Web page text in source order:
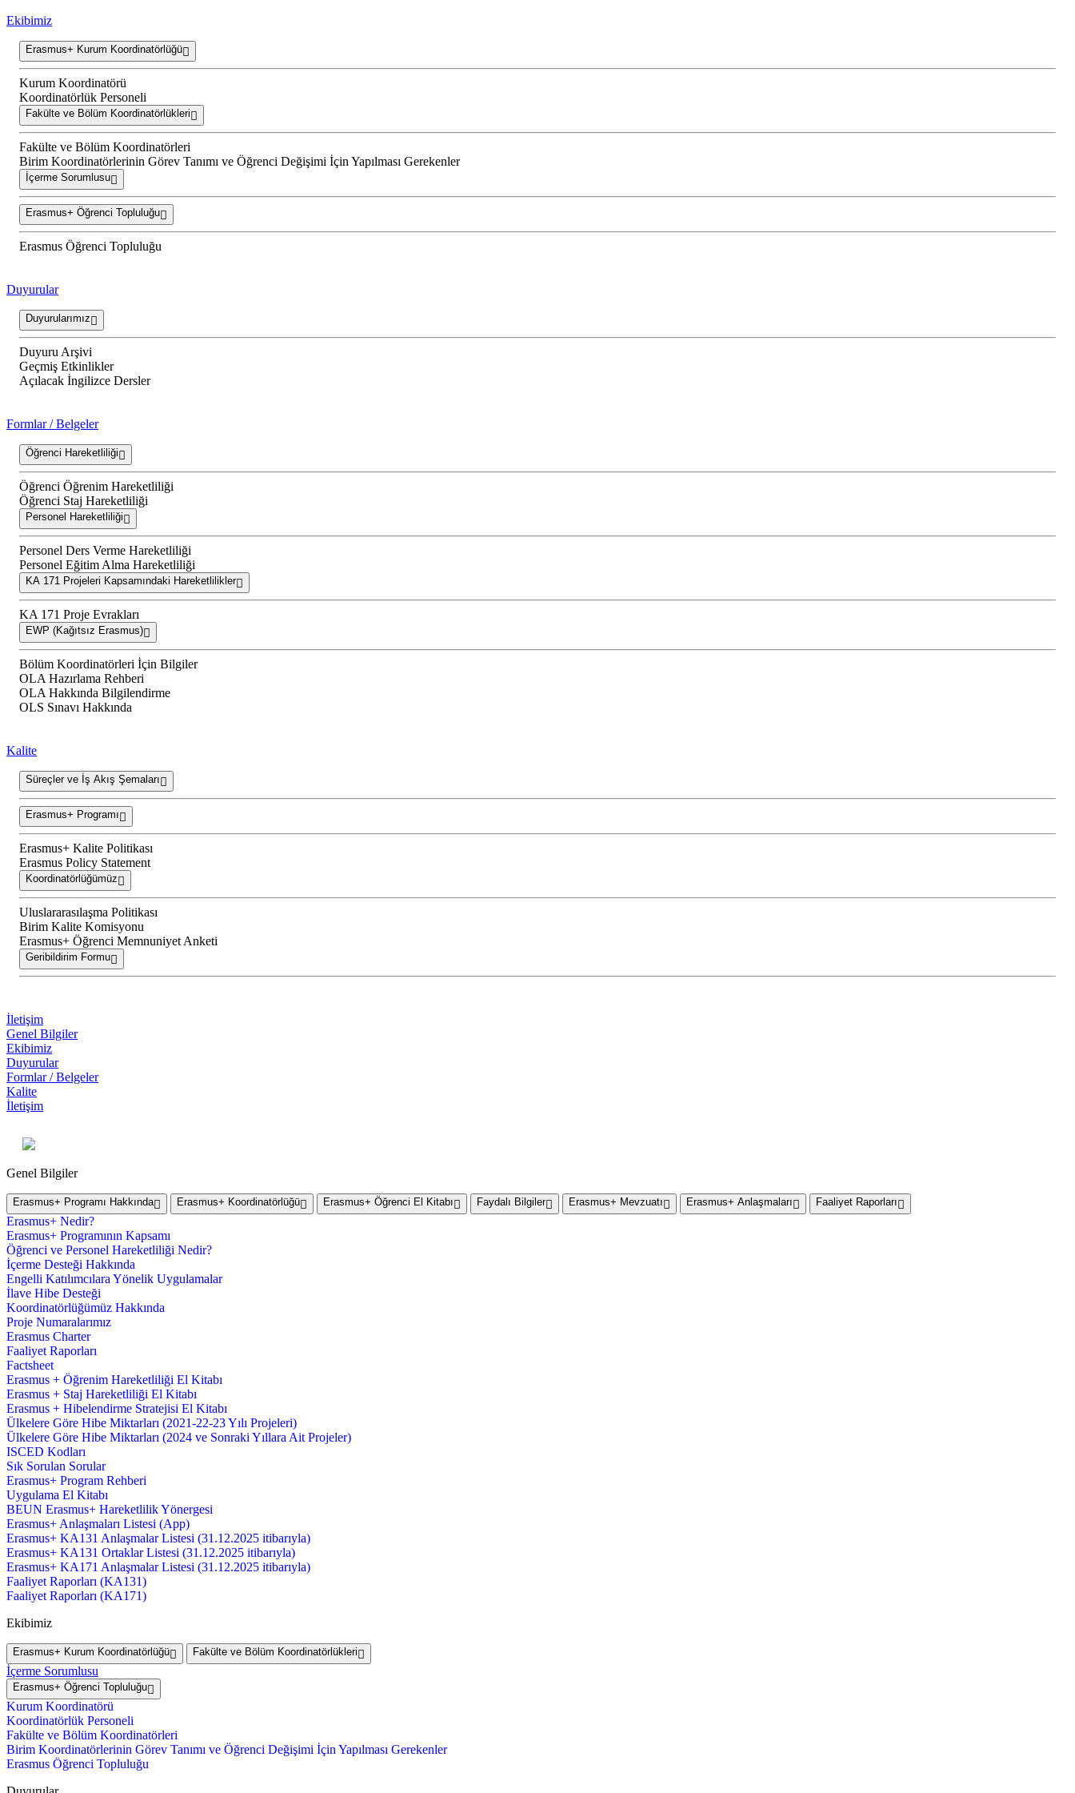
Ekibimiz
Erasmus+ Kurum Koordinatörlüğü
Kurum Koordinatörü
Koordinatörlük Personeli
Fakülte ve Bölüm Koordinatörlükleri
Fakülte ve Bölüm Koordinatörleri
Birim Koordinatörlerinin Görev Tanımı ve Öğrenci Değişimi İçin Yapılması Gerekenler
İçerme Sorumlusu
Erasmus+ Öğrenci Topluluğu
Erasmus Öğrenci Topluluğu
Duyurular
Duyurularımız
Duyuru Arşivi
Geçmiş Etkinlikler
Açılacak İngilizce Dersler
Formlar / Belgeler
Öğrenci Hareketliliği
Öğrenci Öğrenim Hareketliliği
Öğrenci Staj Hareketliliği
Personel Hareketliliği
Personel Ders Verme Hareketliliği
Personel Eğitim Alma Hareketliliği
KA 171 Projeleri Kapsamındaki Hareketlilikler
KA 171 Proje Evrakları
EWP (Kağıtsız Erasmus)
Bölüm Koordinatörleri İçin Bilgiler
OLA Hazırlama Rehberi
OLA Hakkında Bilgilendirme
OLS Sınavı Hakkında
Kalite
Süreçler ve İş Akış Şemaları
Erasmus+ Programı
Erasmus+ Kalite Politikası
Erasmus Policy Statement
Koordinatörlüğümüz
Uluslararasılaşma Politikası
Birim Kalite Komisyonu
Erasmus+ Öğrenci Memnuniyet Anketi
Geribildirim Formu
İletişim
Genel Bilgiler
Ekibimiz
Duyurular
Formlar / Belgeler
Kalite
İletişim
Genel Bilgiler
Erasmus+ Programı Hakkında Erasmus+ Koordinatörlüğü Erasmus+ Öğrenci El Kitabı Faydalı Bilgiler Erasmus+ Mevzuatı Erasmus+ Anlaşmaları Faaliyet Raporları
Erasmus+ Nedir?
Erasmus+ Programının Kapsamı
Öğrenci ve Personel Hareketliliği Nedir?
İçerme Desteği Hakkında
Engelli Katılımcılara Yönelik Uygulamalar
İlave Hibe Desteği
Koordinatörlüğümüz Hakkında
Proje Numaralarımız
Erasmus Charter
Faaliyet Raporları
Factsheet
Erasmus + Öğrenim Hareketliliği El Kitabı
Erasmus + Staj Hareketliliği El Kitabı
Erasmus + Hibelendirme Stratejisi El Kitabı
Ülkelere Göre Hibe Miktarları (2021-22-23 Yılı Projeleri)
Ülkelere Göre Hibe Miktarları (2024 ve Sonraki Yıllara Ait Projeler)
ISCED Kodları
Sık Sorulan Sorular
Erasmus+ Program Rehberi
Uygulama El Kitabı
BEUN Erasmus+ Hareketlilik Yönergesi
Erasmus+ Anlaşmaları Listesi (App)
Erasmus+ KA131 Anlaşmalar Listesi (31.12.2025 itibarıyla)
Erasmus+ KA131 Ortaklar Listesi (31.12.2025 itibarıyla)
Erasmus+ KA171 Anlaşmalar Listesi (31.12.2025 itibarıyla)
Faaliyet Raporları (KA131)
Faaliyet Raporları (KA171)
Ekibimiz
Erasmus+ Kurum Koordinatörlüğü Fakülte ve Bölüm Koordinatörlükleri
İçerme Sorumlusu
Erasmus+ Öğrenci Topluluğu
Kurum Koordinatörü
Koordinatörlük Personeli
Fakülte ve Bölüm Koordinatörleri
Birim Koordinatörlerinin Görev Tanımı ve Öğrenci Değişimi İçin Yapılması Gerekenler
Erasmus Öğrenci Topluluğu